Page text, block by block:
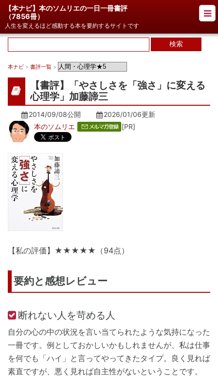
【本ナビ】本のソムリエの一日一冊書評
（7856冊）
人生を変えるほど感動する本を要約するサイトです
本ナビ > 書評一覧 >
【書評】「やさしさを「強さ」に変える
心理学」加藤諦三
2014/09/08公開 2026/01/06更新
本のソムリエ
[PR]
【私の評価】★★★★★（94点）
要約と感想レビュー
断れない人を苛める人
自分の心の中の状況を言い当てられたような気持になった
一冊です。例としておかしいかもしれませんが、私は仕事
を何でも「ハイ」と言ってやってきたタイプ。良く見れば
素直ですが、悪く見れば自主性がないということです。